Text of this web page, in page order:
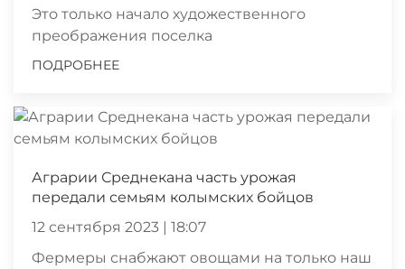
Это только начало художественного
преображения поселка
ПОДРОБНЕЕ
Аграрии Среднекана часть урожая
передали семьям колымских бойцов
12 сентября 2023 | 18:07
Фермеры снабжают овощами на только наш